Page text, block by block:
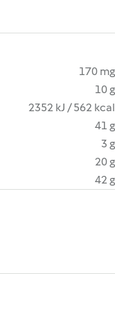
170 mg
10 g
2352 kJ / 562 kcal
41 g
3 g
20 g
42 g